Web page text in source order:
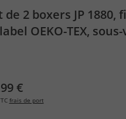
de 2 boxers JP 1880,
OEKO-TEX,
€
frais de port